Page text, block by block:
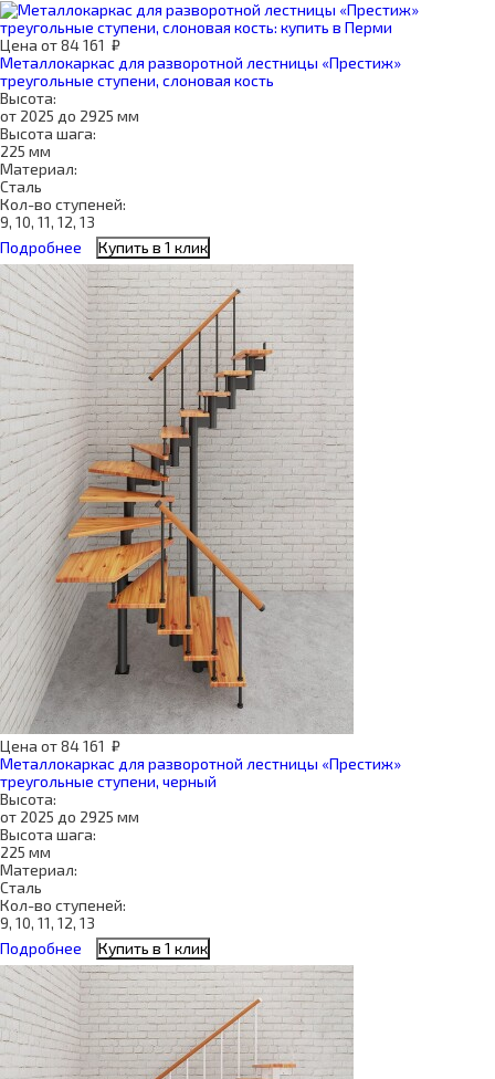
Цена от84 161 ₽
Металлокаркас для разворотной лестницы «Престиж»
треугольные ступени, слоновая кость
Высота:
от 2025 до 2925 мм
Высота шага:
225 мм
Материал:
Сталь
Кол-во ступеней:
9, 10, 11, 12, 13
Подробнее
Купить в 1 клик
Цена от84 161 ₽
Металлокаркас для разворотной лестницы «Престиж»
треугольные ступени, черный
Высота:
от 2025 до 2925 мм
Высота шага:
225 мм
Материал:
Сталь
Кол-во ступеней:
9, 10, 11, 12, 13
Подробнее
Купить в 1 клик